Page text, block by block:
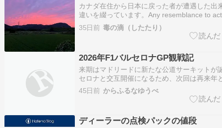
カナダ在住から日本に戻った者が遭遇した出
違いを綴っています。Any resemblance to
locals or persons, living or dead, is entirely
2011…
35日前 毒の滴（したたり）
2026年F1バルセロナGP観戦記
来期はマドリードに新たな公道サーキットが
セロナと交互開催になるため、次回は再来年
ロナ。冬季のテストはここで行われることも
ど、来期からはどうなることか。 レギュレ
影響はこのサーキットでもあり、主にバッテ
45日前 からふるなゆうべ
ディーラーの点検パックの値段